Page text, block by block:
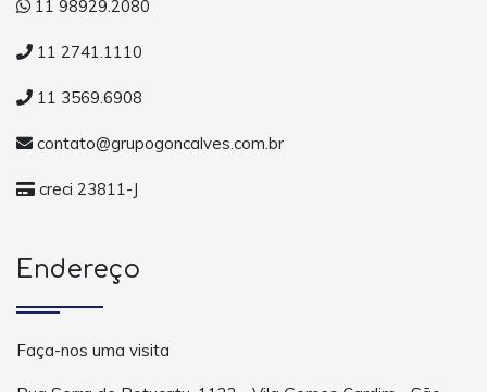
11 98929.2080
11 2741.1110
11 3569.6908
contato@grupogoncalves.com.br
creci 23811-J
Endereço
Faça-nos uma visita